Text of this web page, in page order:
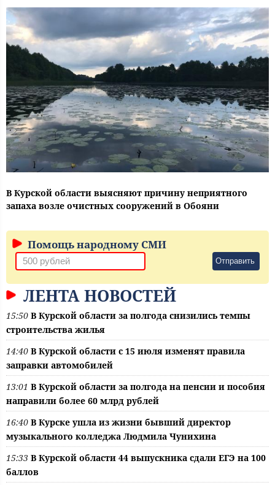
В Курской области выясняют причину неприятного
запаха возле очистных сооружений в Обояни
Помощь народному СМИ
Отправить
ЛЕНТА НОВОСТЕЙ
15:50 В Курской области за полгода снизились темпы
строительства жилья
14:40 В Курской области с 15 июля изменят правила
заправки автомобилей
13:01 В Курской области за полгода на пенсии и пособия
направили более 60 млрд рублей
16:40 В Курске ушла из жизни бывший директор
музыкального колледжа Людмила Чунихина
15:33 В Курской области 44 выпускника сдали ЕГЭ на 100
баллов